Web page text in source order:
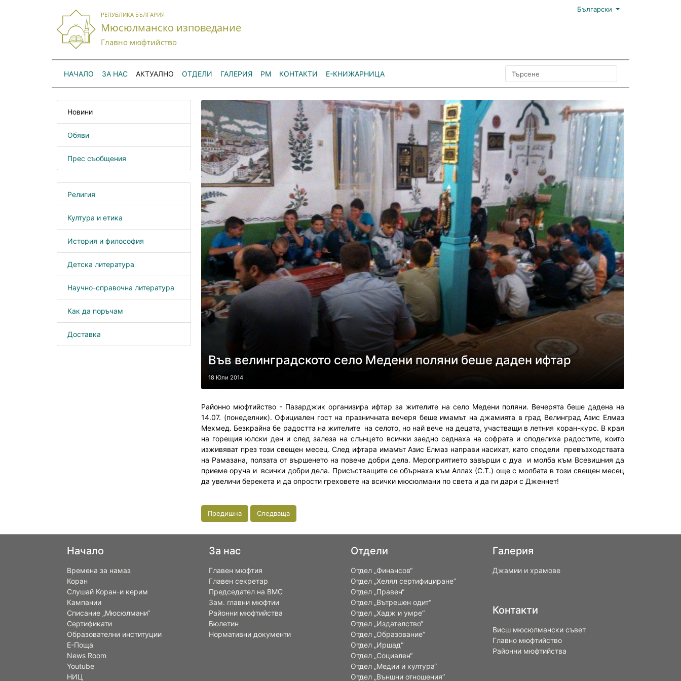
РЕПУБЛИКА БЪЛГАРИЯ
Мюсюлманско изповедание
Главно мюфтийство
Български
НАЧАЛО ЗА НАС АКТУАЛНО ОТДЕЛИ ГАЛЕРИЯ РМ КОНТАКТИ Е-КНИЖАРНИЦА
Новини
Обяви
Прес съобщения
Религия
Култура и етика
История и философия
Детска литература
Научно-справочна литература
Как да поръчам
Доставка
Във велинградското село Медени поляни беше даден ифтар
18 Юли 2014
Районно мюфтийство - Пазарджик организира ифтар за жителите на село Медени поляни. Вечерята беше дадена на
14.07. (понеделник). Официален гост на празничната вечеря беше имамът на джамията в град Велинград Азис Елмаз
Мехмед. Безкрайна бе радостта на жителите на селото, но най вече на децата, участващи в летния коран-курс. В края
на горещия юлски ден и след залеза на слънцето всички заедно седнаха на софрата и споделиха радостите, които
изживяват през този свещен месец. След ифтара имамът Азис Елмаз направи насихат, като сподели превъзходствата
на Рамазана, ползата от вършенето на повече добри дела. Мероприятието завърши с дуа и молба към Всевишния да
приеме оруча и всички добри дела. Присъстващите се обърнаха към Аллах (С.Т.) още с молбата в този свещен месец
да увеличи берекета и да опрости греховете на всички мюсюлмани по света и да ги дари с Дженнет!
Предишна Следваща
Начало
Времена за намаз
Коран
Слушай Коран-и керим
Кампании
Списание „Мюсюлмани“
Сертификати
Образователни институции
Е-Поща
News Room
Youtube
НИЦ
За нас
Главен мюфтия
Главен секретар
Председател на ВМС
Зам. главни мюфтии
Районни мюфтийства
Бюлетин
Нормативни документи
Отдели
Отдел „Финансов“
Отдел „Хелял сертифициране“
Отдел „Правен“
Отдел „Вътрешен одит“
Отдел „Хадж и умре“
Отдел „Издателство“
Отдел „Образование“
Отдел „Иршад“
Отдел „Социален“
Отдел „Медии и култура“
Отдел „Външни отношения”
Галерия
Джамии и храмове
Контакти
Висш мюсюлмански съвет
Главно мюфтийство
Районни мюфтийства